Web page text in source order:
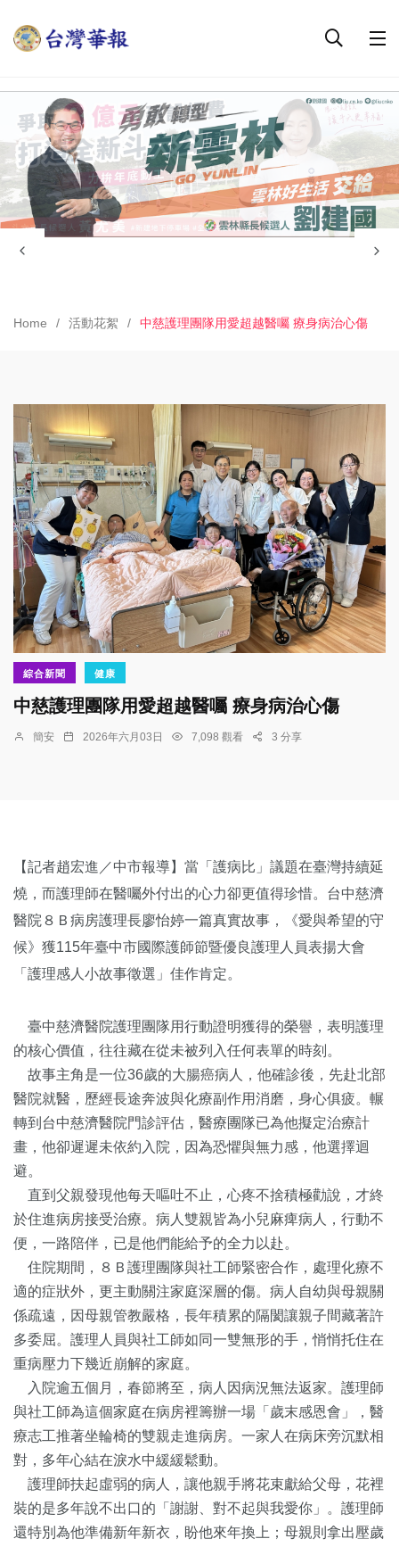
Home 活動花絮 中慈護理團隊用愛超越醫囑 療身病治心傷
綜合新聞 健康
中慈護理團隊用愛超越醫囑 療身病治心傷
簡安 2026年六月03日 7,098 觀看 3 分享
【記者趙宏進／中市報導】當「護病比」議題在臺灣持續延
燒，而護理師在醫囑外付出的心力卻更值得珍惜。台中慈濟
醫院８Ｂ病房護理長廖怡婷一篇真實故事，《愛與希望的守
候》獲115年臺中市國際護師節暨優良護理人員表揚大會
「護理感人小故事徵選」佳作肯定。
臺中慈濟醫院護理團隊用行動證明獲得的榮譽，表明護理
的核心價值，往往藏在從未被列入任何表單的時刻。
故事主角是一位36歲的大腸癌病人，他確診後，先赴北部
醫院就醫，歷經長途奔波與化療副作用消磨，身心俱疲。輾
轉到台中慈濟醫院門診評估，醫療團隊已為他擬定治療計
畫，他卻遲遲未依約入院，因為恐懼與無力感，他選擇迴
避。
直到父親發現他每天嘔吐不止，心疼不捨積極勸說，才終
於住進病房接受治療。病人雙親皆為小兒麻痺病人，行動不
便，一路陪伴，已是他們能給予的全力以赴。
住院期間，８Ｂ護理團隊與社工師緊密合作，處理化療不
適的症狀外，更主動關注家庭深層的傷。病人自幼與母親關
係疏遠，因母親管教嚴格，長年積累的隔閡讓親子間藏著許
多委屈。護理人員與社工師如同一雙無形的手，悄悄托住在
重病壓力下幾近崩解的家庭。
入院逾五個月，春節將至，病人因病況無法返家。護理師
與社工師為這個家庭在病房裡籌辦一場「歲末感恩會」，醫
療志工推著坐輪椅的雙親走進病房。一家人在病床旁沉默相
對，多年心結在淚水中緩緩鬆動。
護理師扶起虛弱的病人，讓他親手將花束獻給父母，花裡
裝的是多年說不出口的「謝謝、對不起與我愛你」。護理師
還特別為他準備新年新衣，盼他來年換上；母親則拿出壓歲